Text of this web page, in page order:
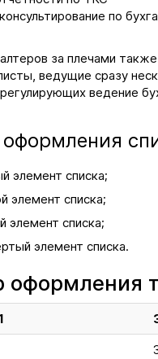
по
за плечами
ведущие сразу
ведение
элемент списка;
элемент списка;
элемент списка;
элемент списка.
оформления